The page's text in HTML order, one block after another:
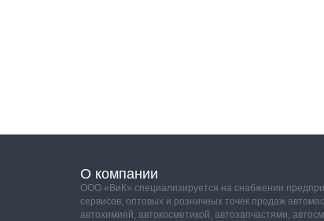
О компании
ООО «ВиК» специализируется на снабжении
сервисов, оптовых и розничных точек продаж
автохимией, автокосметикой, автозапчастями,